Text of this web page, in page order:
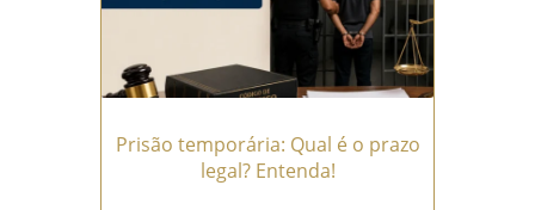
Prisão temporária: Qual é o prazo
legal? Entenda!